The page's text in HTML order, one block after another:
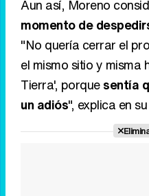
Aun así, Moreno
momento de
"No quería cerrar el
el mismo sitio y misma
Tierra', porquesentía
un adiós", explica en